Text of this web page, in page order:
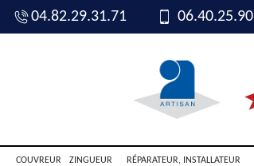
04.82.29.31.71
COUVREUR
ZINGUEUR
RÉPARATEUR, INSTALLATEUR